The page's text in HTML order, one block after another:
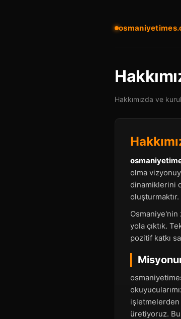
Hakkımızda ve
olma
dinamiklerini
oluşturmaktır.
yola çıktık.
pozitif katkı
işletmelerden
üretiyoruz.